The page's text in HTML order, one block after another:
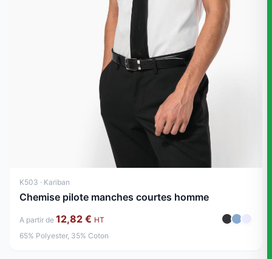
K503 · Kariban
Chemise pilote manches courtes homme
A partir de 12,82 € HT
65% Polyester, 35% Coton